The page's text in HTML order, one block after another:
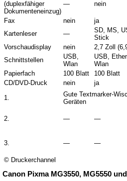
(duplexfähiger
Dokumenteneinzug)
— nein
Fax nein ja
Kartenleser
—
SD, MS,
Stick
Vorschaudisplay
nein 2,7 Zoll
Schnittstellen
USB,
Wlan
USB,
Wlan
Papierfach
100 Blatt 100 Blatt
CD/DVD-Druck
nein ja
1.
Gute Textmarker-
Geräten
2. — —
3. — —
© Druckerchannel
Canon Pixma MG3550, MG5550